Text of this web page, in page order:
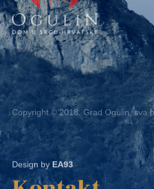
Copyright © 2018. Grad Ogulin, sva
Design byEA93
Kontakt